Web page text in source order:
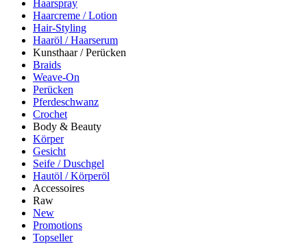
Haarspray
Haarcreme / Lotion
Hair-Styling
Haaröl / Haarserum
Kunsthaar / Perücken
Braids
Weave-On
Perücken
Pferdeschwanz
Crochet
Body & Beauty
Körper
Gesicht
Seife / Duschgel
Hautöl / Körperöl
Accessoires
Raw
New
Promotions
Topseller